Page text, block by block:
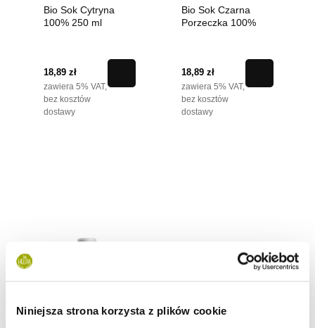
Niniejsza strona korzysta z plików cookie
Bio Sok Cytryna
100% 250 ml
18,89 zł
zawiera 5% VAT,
bez kosztów
dostawy
Bio Sok Czarna
Porzeczka 100%
18,89 zł
zawiera 5% VAT,
bez kosztów
dostawy